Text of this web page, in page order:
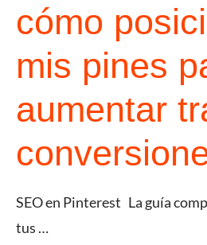
cómo
mis pines
aumentar
SEO en Pinterest La guía
tus …